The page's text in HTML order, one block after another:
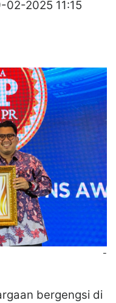
02-2025 11:15
-
bergengsi di